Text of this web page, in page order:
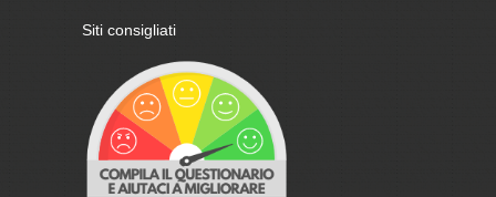
Siti consigliati